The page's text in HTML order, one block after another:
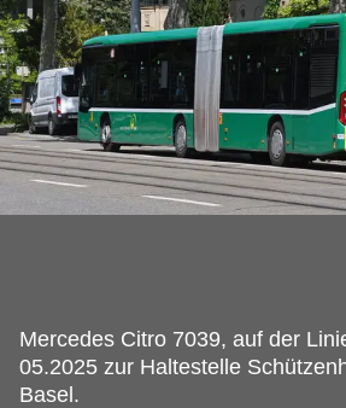
Mercedes Citro 7039, auf der
05.2025 zur Haltestelle
Basel.